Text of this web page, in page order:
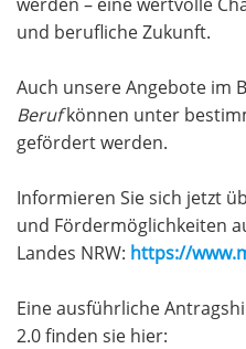
und berufliche Zukunft.
Auch unsere Angebote im
Berufkönnen unter
gefördert werden.
Informieren Sie sich jetzt
und Fördermöglichkeiten
Landes NRW: https://
Eine ausführliche
2.0 finden sie hier: